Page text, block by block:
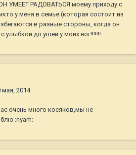
УМЕЕТ РАДОВАТЬСЯ моему приходу с
у меня в семье (которая состоит из
в разные стороны, когда он
улыбкой до ушей у моих ног!!!!!!!
мая, 2014
очень много косяков,мы не
:nyam: